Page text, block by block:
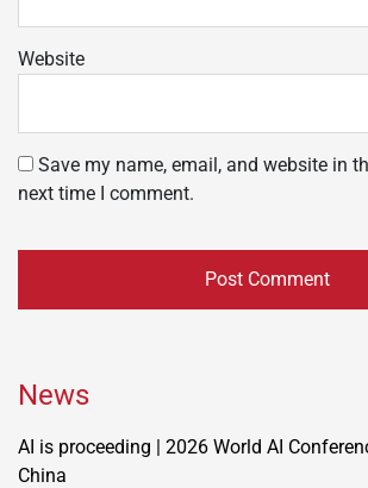
Website
Save my name, email, and website in
next time I comment.
News
AI is proceeding | 2026 World AI
China